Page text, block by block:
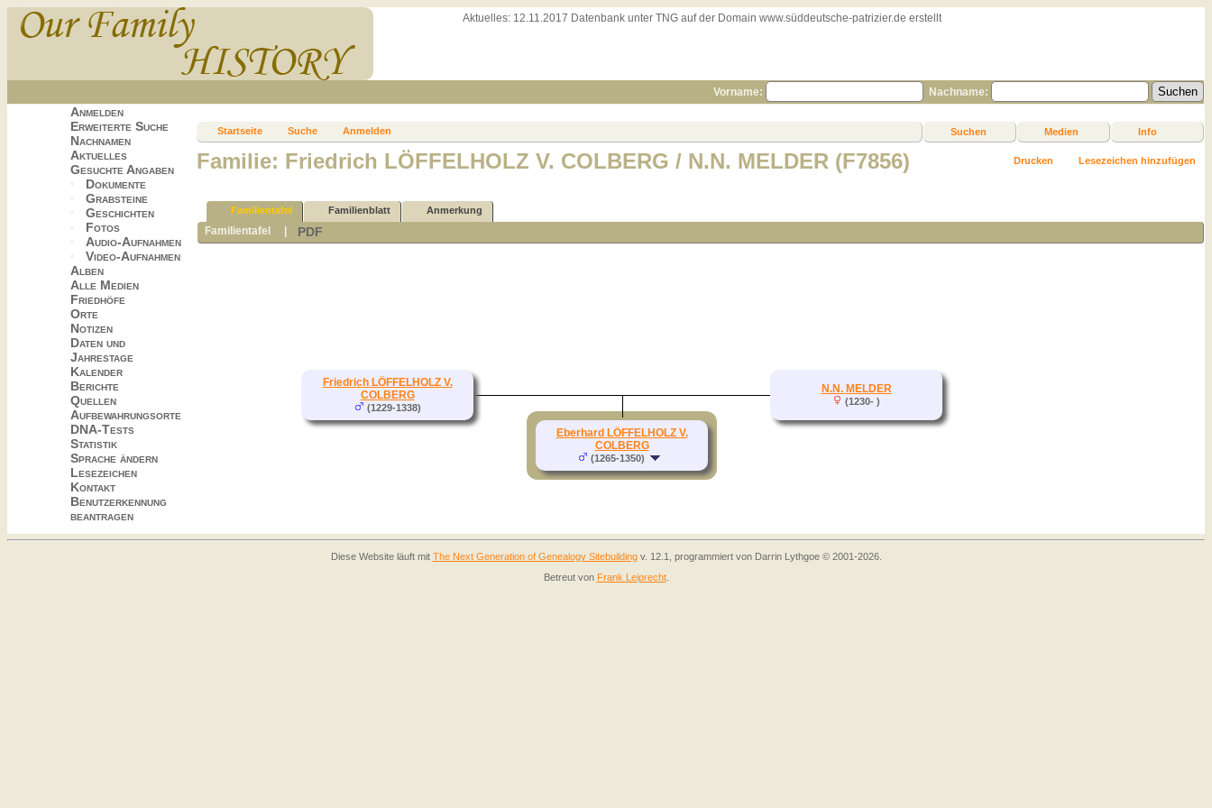
Aktuelles: 12.11.2017 Datenbank unter TNG auf der Domain www.süddeutsche-patrizier.de erstellt
Vorname: Nachname:
Anmelden
Erweiterte Suche
Nachnamen
Aktuelles
Gesuchte Angaben
Dokumente
Grabsteine
Geschichten
Fotos
Audio-Aufnahmen
Video-Aufnahmen
Alben
Alle Medien
Friedhöfe
Orte
Notizen
Daten und
Jahrestage
Kalender
Berichte
Quellen
Aufbewahrungsorte
DNA-Tests
Statistik
Sprache ändern
Lesezeichen
Kontakt
Benutzerkennung
beantragen
Startseite Suche Anmelden Suchen Medien Info
Drucken Lesezeichen hinzufügen
Familie: Friedrich LÖFFELHOLZ V. COLBERG / N.N. MELDER (F7856)
Familientafel Familienblatt Anmerkung
Familientafel PDF
Friedrich LÖFFELHOLZ V.
COLBERG
(1229-1338)
N.N. MELDER
(1230- )
Eberhard LÖFFELHOLZ V.
COLBERG
(1265-1350)
Diese Website läuft mit The Next Generation of Genealogy Sitebuildingv. 12.1, programmiert von Darrin Lythgoe © 2001-2026.
Betreut von Frank Leiprecht.